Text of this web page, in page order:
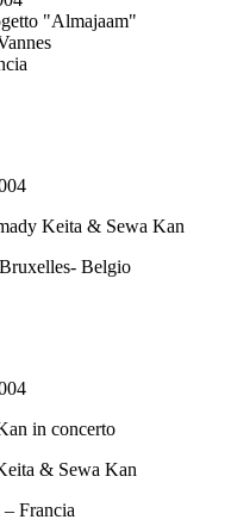
"Almajaam"
Keita & Sewa Kan
Belgio
in concerto
& Sewa Kan
Francia